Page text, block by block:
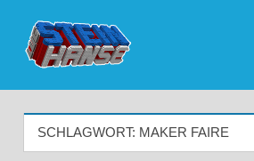
Inhalt
springen
Die
LEGO
SCHLAGWORT: MAKER FAIRE